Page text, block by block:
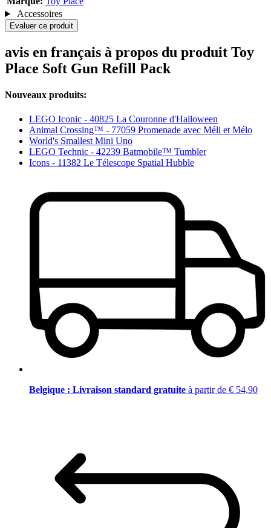
Accessoires
Evaluer ce produit
avis en français à propos du produit Toy
Place Soft Gun Refill Pack
Nouveaux produits:
LEGO Iconic - 40825 La Couronne d'Halloween
Animal Crossing™ - 77059 Promenade avec Méli et Mélo
World's Smallest Mini Uno
LEGO Technic - 42239 Batmobile™ Tumbler
Icons - 11382 Le Télescope Spatial Hubble
Belgique : Livraison standard gratuite à partir de € 54,90